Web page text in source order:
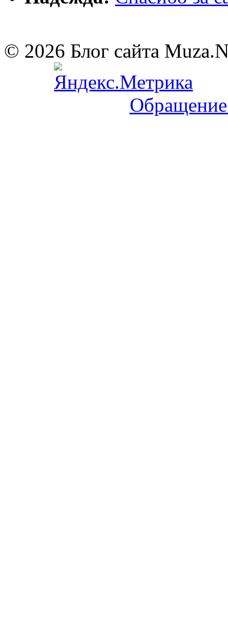
© 2026 Блог сайта
Обращение